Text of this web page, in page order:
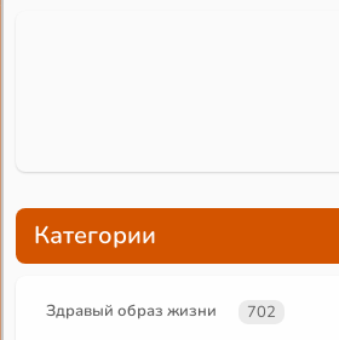
Категории
Здравый образ жизни 702